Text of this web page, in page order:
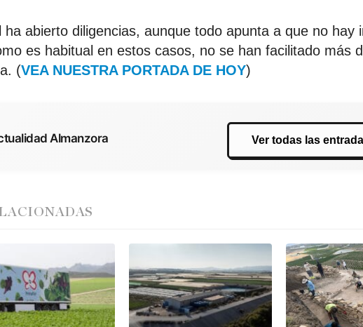
ha abierto diligencias, aunque todo apunta a que no hay
es habitual en estos casos, no se han facilitado más
(VEA NUESTRA PORTADA DE HOY)
Almanzora Ver todas las